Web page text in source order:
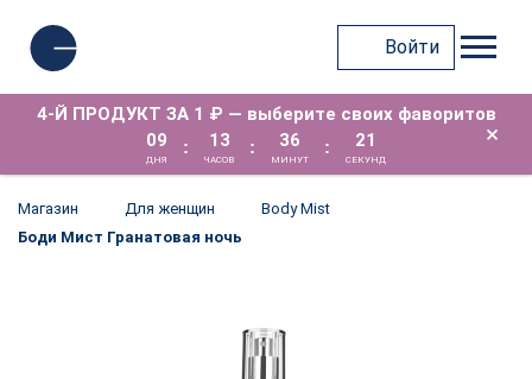
Войти
4-Й ПРОДУКТ ЗА 1 ₽ — выберите своих фаворитов
09
ДНЯ
: 13
ЧАСОВ
: 36
МИНУТ
: 21
СЕКУНД
×
Магазин Для женщин
Body Mist
Боди Мист Гранатовая ночь